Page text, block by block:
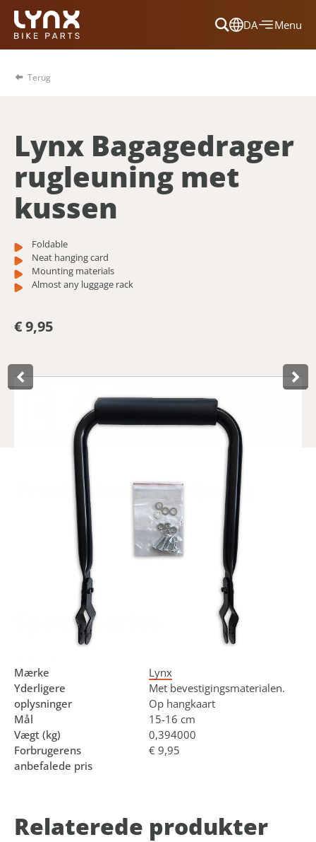
DA
Dansk
Nederlands
Menu
Terug
Lynx Bagagedrager
rugleuning met
kussen
Foldable
Neat hanging card
Mounting materials
Almost any luggage rack
€ 9,95
Product­omschrijving
The Lynx backrest with cushion provides good and soft
back support for children who can sit on the back of the
bike without a bicycle seat. Due to its width of 15–16 cm,
the backrest fits on almost any luggage rack. Also handy,
the backrest is foldable.
Specificaties
Mærke
Lynx
Yderligere
oplysninger
Met bevestigingsmaterialen.
Op hangkaart
Mål
15-16 cm
Vægt (kg)
0,394000
Forbrugerens
anbefalede pris
€ 9,95
Relaterede produkter